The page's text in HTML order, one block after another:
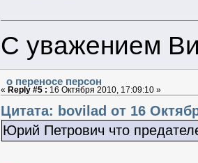
С уважением
о переносе персон
« Reply #5 : 16 Октября 2010, 17:09:10 »
Цитата: bovilad от 16
Юрий Петрович что